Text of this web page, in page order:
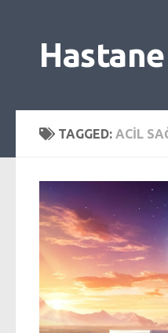
TAGGED: ACIL